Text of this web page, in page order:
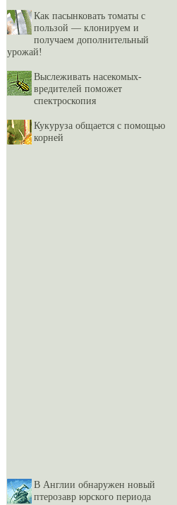
Как пасынковать томаты с
пользой — клонируем и
получаем дополнительный
урожай!
Выслеживать насекомых-
вредителей поможет
спектроскопия
Кукуруза общается с помощью
корней
В Англии обнаружен новый
птерозавр юрского периода